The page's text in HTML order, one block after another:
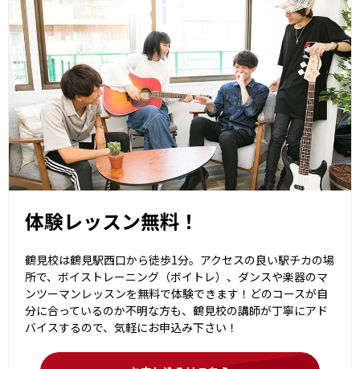
体験レッスン無料！
鶴見校は鶴見駅西口から徒歩1分。アクセスの良い駅チカの場
所で、ボイストレーニング（ボイトレ）、ダンスや楽器のマ
ンツーマンレッスンを無料で体験できます！どのコースが自
分に合っているのか不明な方も、鶴見校の講師が丁寧にアド
バイスするので、気軽にお申込み下さい！